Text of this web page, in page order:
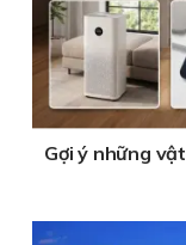
Gợi ý những